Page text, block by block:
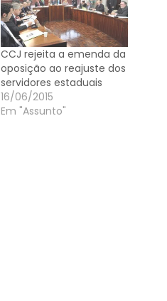
CCJ rejeita a emenda da
oposição ao reajuste dos
servidores estaduais
16/06/2015
Em "Assunto"